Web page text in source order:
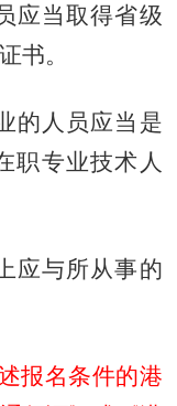
应当取得省级
书。
的人员应当是
职专业技术人
应与所从事的
报名条件的港